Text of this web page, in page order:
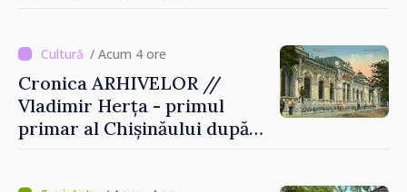
/ Acum 4 ore
Cronica ARHIVELOR //
Vladimir Herța - primul
primar al Chișinăului după